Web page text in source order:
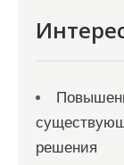
решения